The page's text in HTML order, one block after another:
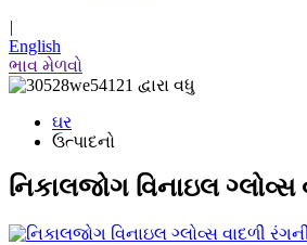
|
English
ભાવ મેળવો
ઘર
ઉત્પાદનો
નિકાલજોગ વિનાઇલ ગ્લોવ્સ